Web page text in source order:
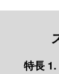
特長